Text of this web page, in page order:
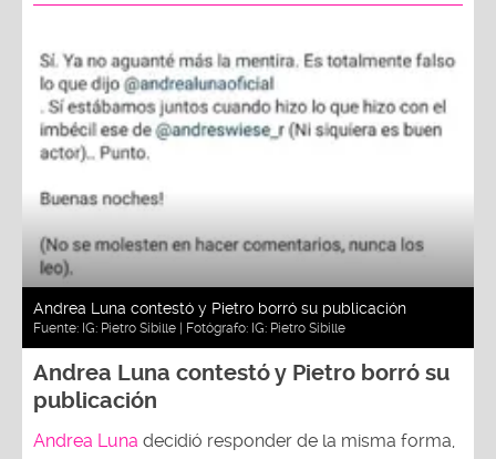
Andrea Luna contestó y Pietro borró su publicación
Fuente: IG: Pietro Sibille | Fotógrafo: IG: Pietro Sibille
Andrea Luna contestó y Pietro borró su
publicación
Andrea Luna decidió responder de la misma forma,